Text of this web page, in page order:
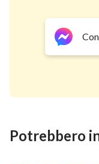
Potrebbero